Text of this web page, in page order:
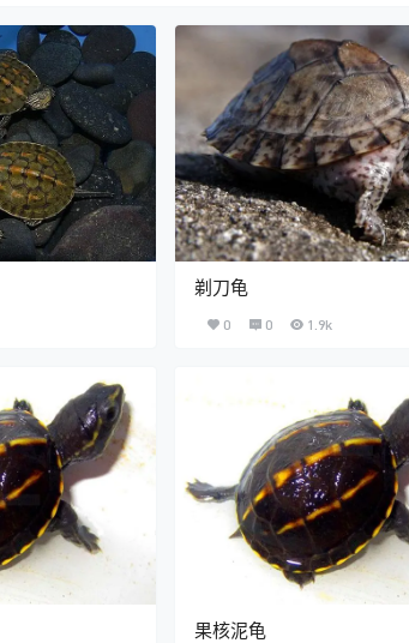
剃刀龟
0 0 1.9k
果核泥龟